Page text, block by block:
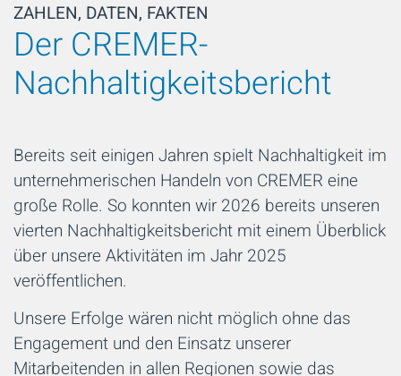
ZAHLEN, DATEN, FAKTEN
Der CREMER-
Nachhaltigkeitsbericht
Bereits seit einigen Jahren spielt Nachhaltigkeit im
unternehmerischen Handeln von CREMER eine
große Rolle. So konnten wir 2026 bereits unseren
vierten Nachhaltigkeitsbericht mit einem Überblick
über unsere Aktivitäten im Jahr 2025
veröffentlichen.
Unsere Erfolge wären nicht möglich ohne das
Engagement und den Einsatz unserer
Mitarbeitenden in allen Regionen sowie das